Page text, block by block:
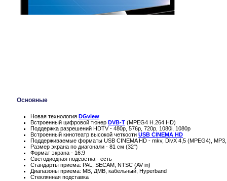
Основные
Новая технология DGview
Встроенный цифровой тюнер DVB-T (MPEG4 H.264 HD)
Поддержка разрешений HDTV - 480p, 576p, 720p, 1080i, 1080p
Встроенный кинотеатр высокой четкости USB CINEMA HD
Поддерживаемые форматы USB CINEMA HD - mkv, DivX 4,5 (MPEG4),
Размер экрана по диагонали - 81 см (32")
Формат экрана - 16:9
Светодиодная подсветка - есть
Стандарты приема: PAL, SECAM, NTSC (AV in)
Диапазоны приема: МВ, ДМВ, кабельный, Hyperband
Стеклянная подставка